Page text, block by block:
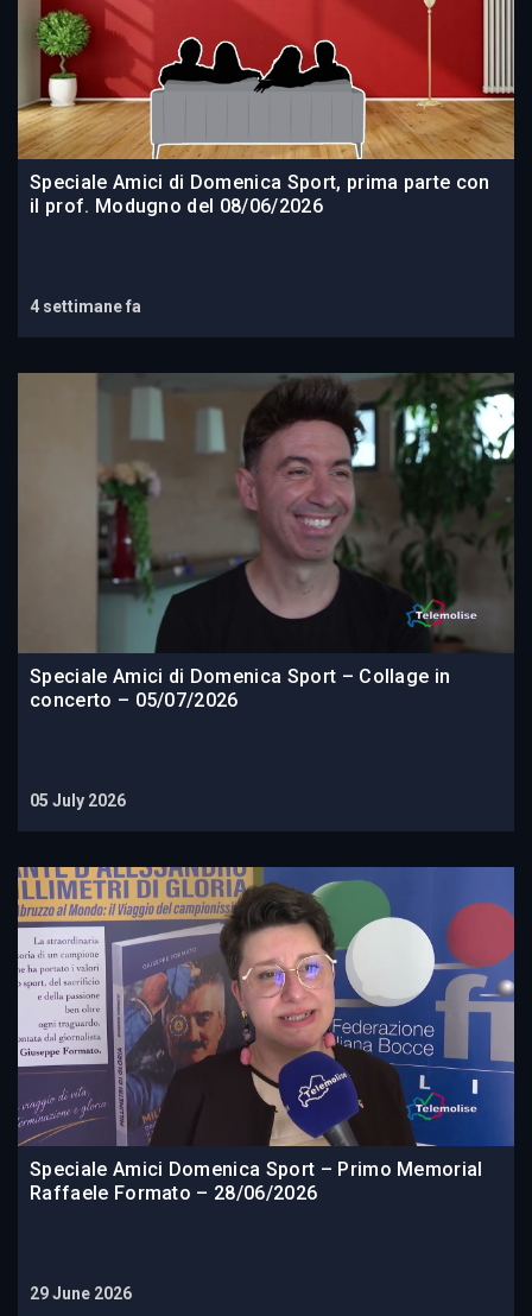
Speciale Amici di Domenica Sport, prima parte con
il prof. Modugno del 08/06/2026
4 settimane fa
Speciale Amici di Domenica Sport – Collage in
concerto – 05/07/2026
05 July 2026
Speciale Amici Domenica Sport – Primo Memorial
Raffaele Formato – 28/06/2026
29 June 2026